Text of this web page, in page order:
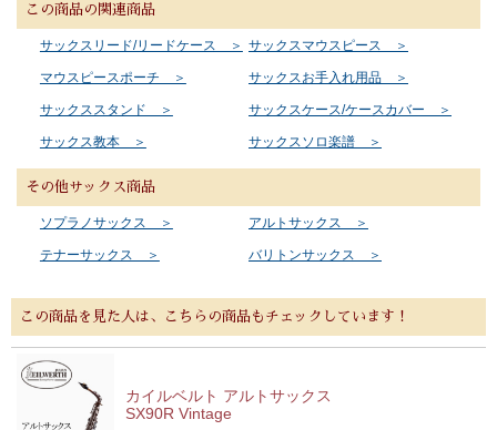
この商品の関連商品
サックスリード/リードケース ＞ サックスマウスピース ＞
マウスピースポーチ ＞ サックスお手入れ用品 ＞
サックススタンド ＞ サックスケース/ケースカバー ＞
サックス教本 ＞ サックスソロ楽譜 ＞
その他サックス商品
ソプラノサックス ＞ アルトサックス ＞
テナーサックス ＞ バリトンサックス ＞
この商品を見た人は、こちらの商品もチェックしています！
カイルベルト アルトサックス
SX90R Vintage